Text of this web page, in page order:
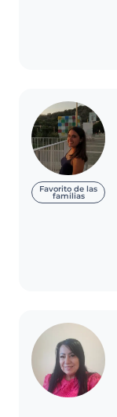
Favorito de las
familias